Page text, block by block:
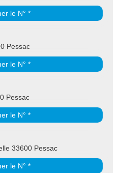
le N° *
Pessac
le N° *
Pessac
le N° *
33600 Pessac
le N° *